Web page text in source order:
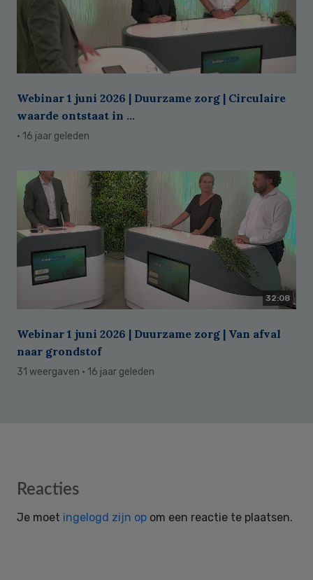
Webinar 1 juni 2026 | Duurzame zorg | Circulaire
waarde ontstaat in ...
· 16 jaar geleden
32:08
Webinar 1 juni 2026 | Duurzame zorg | Van afval
naar grondstof
31 weergaven · 16 jaar geleden
Reader
Reacties
Je moet ingelogd zijn op om een reactie te plaatsen.